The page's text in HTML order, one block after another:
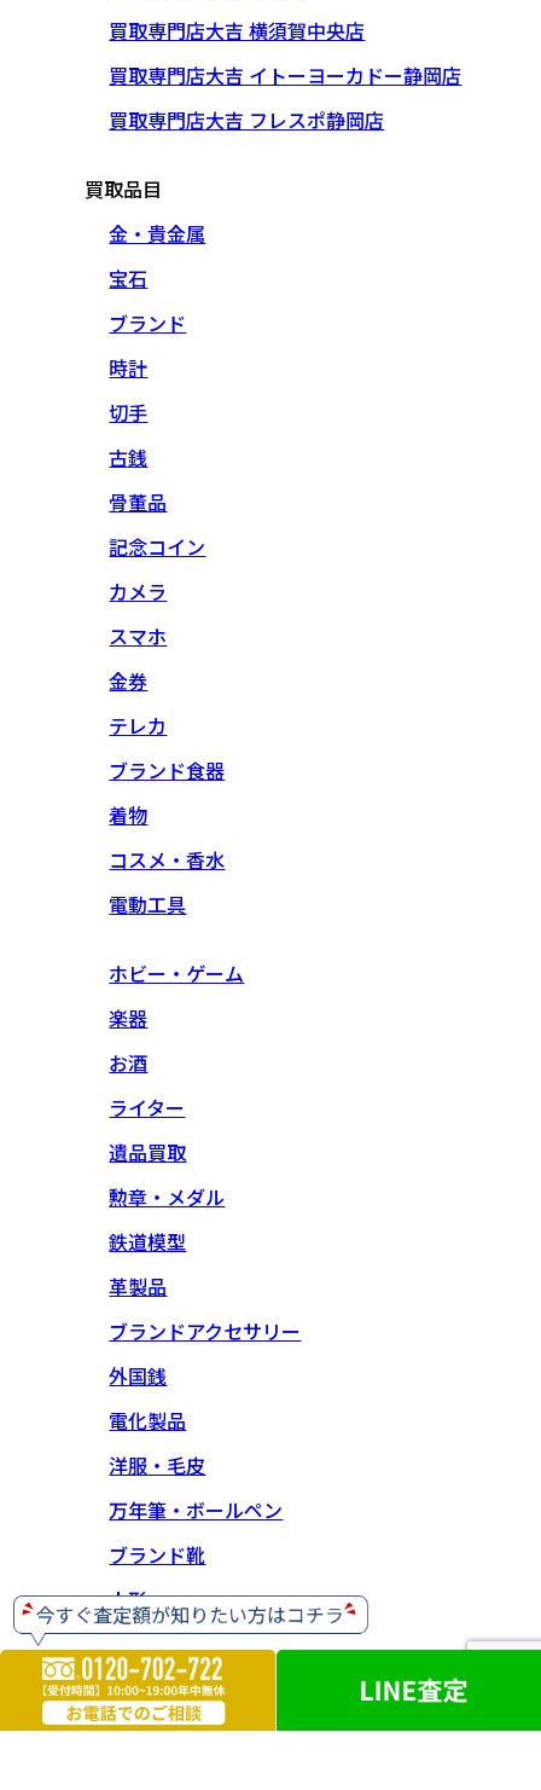
買取専門店大吉 横須賀中央店
買取専門店大吉 イトーヨーカドー静岡店
買取専門店大吉 フレスポ静岡店
買取品目
金・貴金属
宝石
ブランド
時計
切手
古銭
骨董品
記念コイン
カメラ
スマホ
金券
テレカ
ブランド食器
着物
コスメ・香水
電動工具
ホビー・ゲーム
楽器
お酒
ライター
遺品買取
勲章・メダル
鉄道模型
革製品
ブランドアクセサリー
外国銭
電化製品
洋服・毛皮
万年筆・ボールペン
ブランド靴
人形